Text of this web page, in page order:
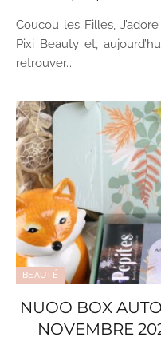
Coucou les Filles,
Pixi Beauty et,
retrouver…
BEAUTÉ
NUOO BOX
NOVEMBRE